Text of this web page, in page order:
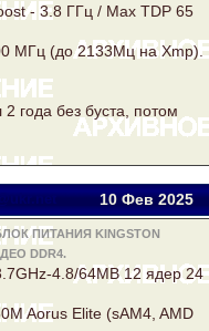
- 3.8 ГГц / Max TDP 65
МГц (до 2133Мц на Xmp).
года без буста, потом
10 Фев2025
ПИТАНИЯ KINGSTON
DDR4.
4.8/64MB 12 ядер 24
Aorus Elite (sAM4, AMD